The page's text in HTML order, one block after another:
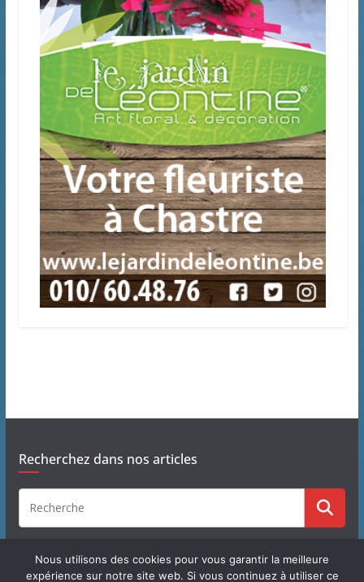
Recherchez dans nos articles
Nous utilisons des cookies pour vous garantir la meilleure
expérience sur notre site web. Si vous continuez à utiliser ce